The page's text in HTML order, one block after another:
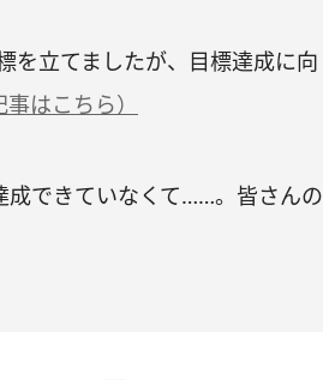
を立てましたが、目標達成に向
はこちら）
成できていなくて……。皆さんの